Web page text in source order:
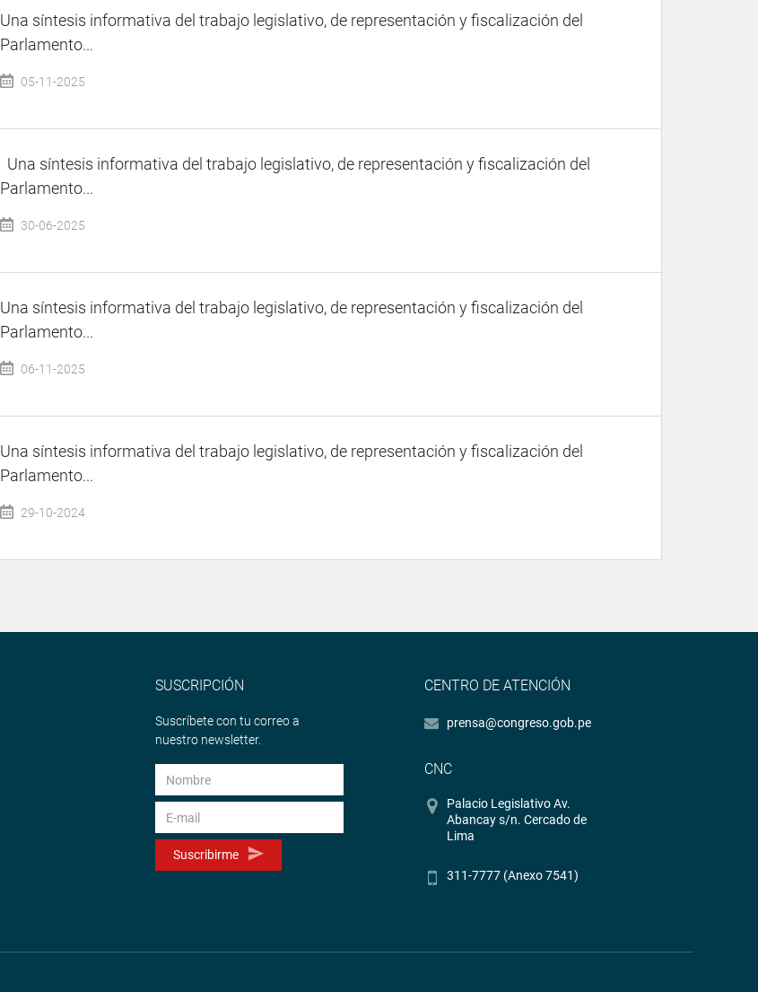
Una síntesis informativa del trabajo legislativo, de representación y fiscalización del
Parlamento...
05-11-2025
Una síntesis informativa del trabajo legislativo, de representación y fiscalización del
Parlamento...
30-06-2025
Una síntesis informativa del trabajo legislativo, de representación y fiscalización del
Parlamento...
06-11-2025
Una síntesis informativa del trabajo legislativo, de representación y fiscalización del
Parlamento...
29-10-2024
SUSCRIPCIÓN
Suscríbete con tu correo a
nuestro newsletter.
Suscribirme
CENTRO DE ATENCIÓN
prensa@congreso.gob.pe
CNC
Palacio Legislativo Av.
Abancay s/n. Cercado de
Lima
311-7777 (Anexo 7541)